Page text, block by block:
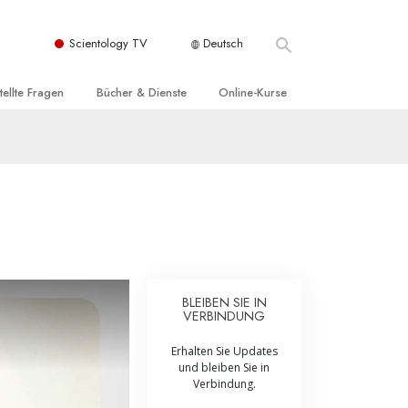
Scientology TV Deutsch
Fragen
der Scientology
Bücher & Dienste
Dienste
Online-Kurse
Beistände bei Krankheiten und
BLEIBEN SIE IN
VERBINDUNG
Erhalten Sie Updates
und bleiben Sie in
Verbindung.